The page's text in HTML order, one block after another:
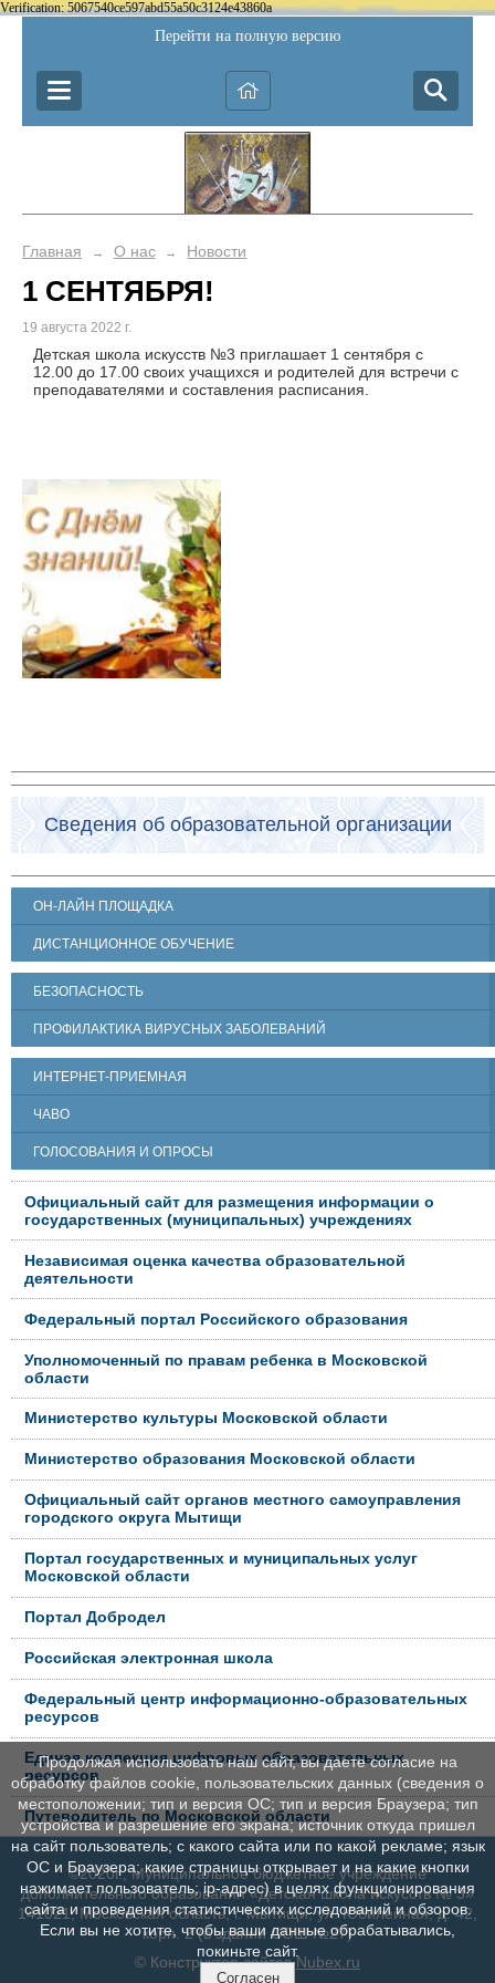
Verification: 5067540ce597abd55a50c3124e43860a
Перейти на полную версию
Главная → О нас → Новости
1 СЕНТЯБРЯ!
19 августа 2022 г.
Детская школа искусств №3 приглашает 1 сентября с
12.00 до 17.00 своих учащихся и родителей для встречи с
преподавателями и составления расписания.
Сведения об образовательной организации
ОН-ЛАЙН ПЛОЩАДКА
ДИСТАНЦИОННОЕ ОБУЧЕНИЕ
БЕЗОПАСНОСТЬ
ПРОФИЛАКТИКА ВИРУСНЫХ ЗАБОЛЕВАНИЙ
ИНТЕРНЕТ-ПРИЕМНАЯ
ЧАВО
ГОЛОСОВАНИЯ И ОПРОСЫ
Официальный сайт для размещения информации о
государственных (муниципальных) учреждениях
Независимая оценка качества образовательной
деятельности
Федеральный портал Российского образования
Уполномоченный по правам ребенка в Московской
области
Министерство культуры Московской области
Министерство образования Московской области
Официальный сайт органов местного самоуправления
городского округа Мытищи
Портал государственных и муниципальных услуг
Московской области
Портал Добродел
Российская электронная школа
Федеральный центр информационно-образовательных
ресурсов
Единая коллекция цифровых образовательных
ресурсов
Путеводитель по Московской области
©2020г., Муниципальное бюджетное учреждение
дополнительного образования «Детская школа искусств № 3»
141021, Московская область, г. Мытищи, ул. Юбилейная, д. 42,
корп. 2 (в здании СОШ №27)
© Конструктор сайтовNubex.ru
Продолжая использовать наш сайт, вы даете согласие на
обработку файлов cookie, пользовательских данных (сведения о
местоположении; тип и версия ОС; тип и версия Браузера; тип
устройства и разрешение его экрана; источник откуда пришел
на сайт пользователь; с какого сайта или по какой рекламе; язык
ОС и Браузера; какие страницы открывает и на какие кнопки
нажимает пользователь; ip-адрес) в целях функционирования
сайта и проведения статистических исследований и обзоров.
Если вы не хотите, чтобы ваши данные обрабатывались,
покиньте сайт.
Согласен